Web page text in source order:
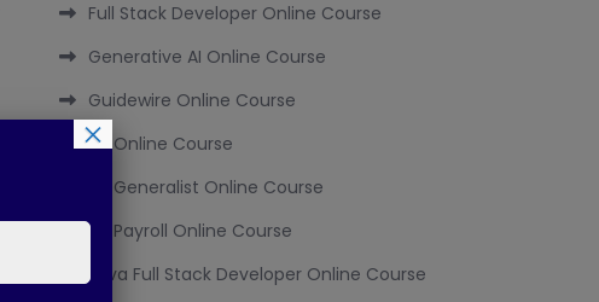
Full Stack Developer Online Course
Generative AI Online Course
Guidewire Online Course
HR Online Course
HR Generalist Online Course
HR Payroll Online Course
Java Full Stack Developer Online Course
×